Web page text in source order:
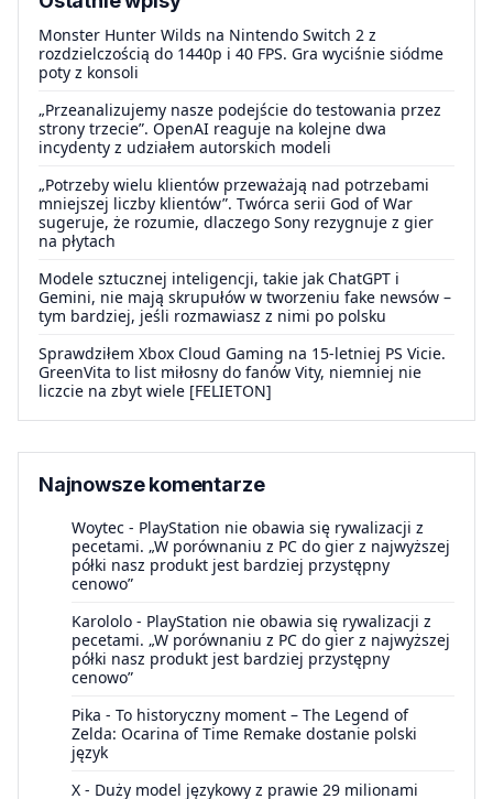
Monster Hunter Wilds na Nintendo Switch 2 z
rozdzielczością do 1440p i 40 FPS. Gra wyciśnie siódme
poty z konsoli
„Przeanalizujemy nasze podejście do testowania przez
strony trzecie”. OpenAI reaguje na kolejne dwa
incydenty z udziałem autorskich modeli
„Potrzeby wielu klientów przeważają nad potrzebami
mniejszej liczby klientów”. Twórca serii God of War
sugeruje, że rozumie, dlaczego Sony rezygnuje z gier
na płytach
Modele sztucznej inteligencji, takie jak ChatGPT i
Gemini, nie mają skrupułów w tworzeniu fake newsów –
tym bardziej, jeśli rozmawiasz z nimi po polsku
Sprawdziłem Xbox Cloud Gaming na 15-letniej PS Vicie.
GreenVita to list miłosny do fanów Vity, niemniej nie
liczcie na zbyt wiele [FELIETON]
Najnowsze komentarze
Woytec - PlayStation nie obawia się rywalizacji z
pecetami. „W porównaniu z PC do gier z najwyższej
półki nasz produkt jest bardziej przystępny
cenowo”
Karololo - PlayStation nie obawia się rywalizacji z
pecetami. „W porównaniu z PC do gier z najwyższej
półki nasz produkt jest bardziej przystępny
cenowo”
Pika - To historyczny moment – The Legend of
Zelda: Ocarina of Time Remake dostanie polski
język
X - Duży model językowy z prawie 29 milionami